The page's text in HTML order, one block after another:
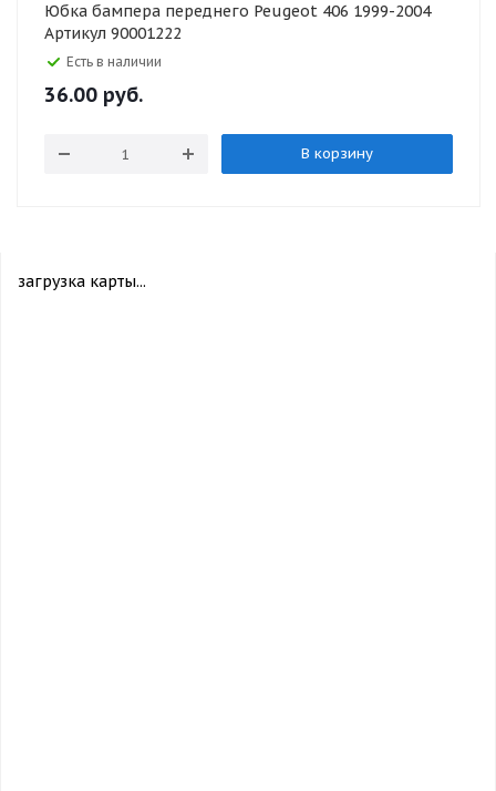
Юбка бампера переднего Peugeot 406 1999-2004
Артикул 90001222
Есть в наличии
36.00 руб.
В корзину
загрузка карты...